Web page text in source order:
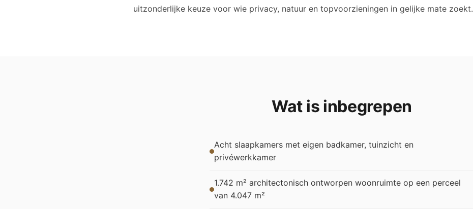
uitzonderlijke keuze voor wie privacy, natuur en topvoorzieningen in gelijke mate zoekt.
Wat is inbegrepen
Acht slaapkamers met eigen badkamer, tuinzicht en
privéwerkkamer
1.742 m² architectonisch ontworpen woonruimte op een perceel
van 4.047 m²